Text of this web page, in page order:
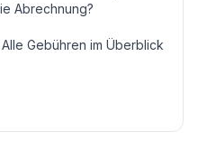
Abrechnung?
Gebühren im Überblick